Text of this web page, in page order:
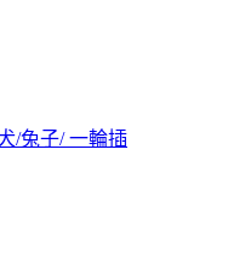
/兔子/ 一輪插